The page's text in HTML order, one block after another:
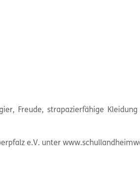
Freude, strapazierfähige
e.V. unter